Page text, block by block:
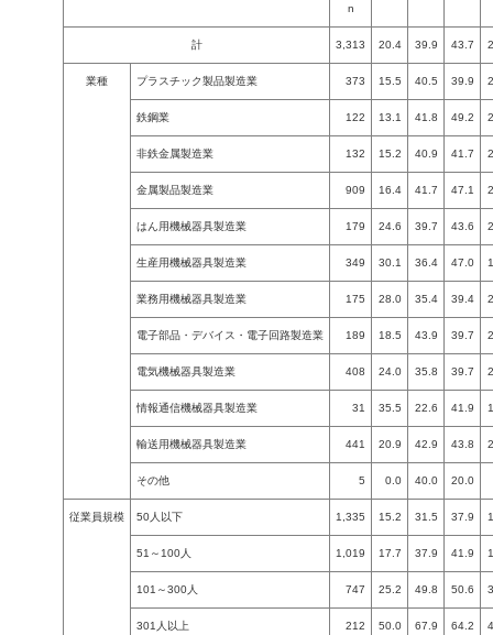
n
計 3,313 20.4 39.9 43.7
業種 プラスチック製品製造業 373 15.5 40.5 39.9
鉄鋼業 122 13.1 41.8 49.2
非鉄金属製造業 132 15.2 40.9 41.7
金属製品製造業 909 16.4 41.7 47.1
はん用機械器具製造業 179 24.6 39.7 43.6
生産用機械器具製造業 349 30.1 36.4 47.0
業務用機械器具製造業 175 28.0 35.4 39.4
電子部品・デバイス・電子回路製造業 189 18.5 43.9 39.7
電気機械器具製造業 408 24.0 35.8 39.7
情報通信機械器具製造業 31 35.5 22.6 41.9
輸送用機械器具製造業 441 20.9 42.9 43.8
その他 5 0.0 40.0 20.0
従業員規模 50人以下 1,335 15.2 31.5 37.9
51～100人 1,019 17.7 37.9 41.9
101～300人 747 25.2 49.8 50.6
301人以上 212 50.0 67.9 64.2